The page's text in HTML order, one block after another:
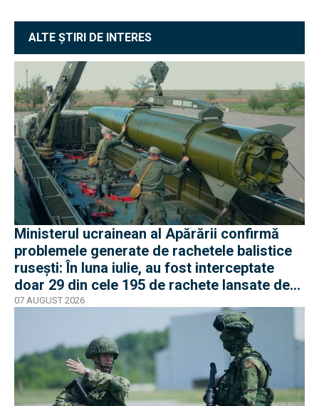
ALTE ȘTIRI DE INTERES
Ministerul ucrainean al Apărării confirmă
problemele generate de rachetele balistice
rusești: În luna iulie, au fost interceptate
doar 29 din cele 195 de rachete lansate de
armata rusă
07 AUGUST 2026